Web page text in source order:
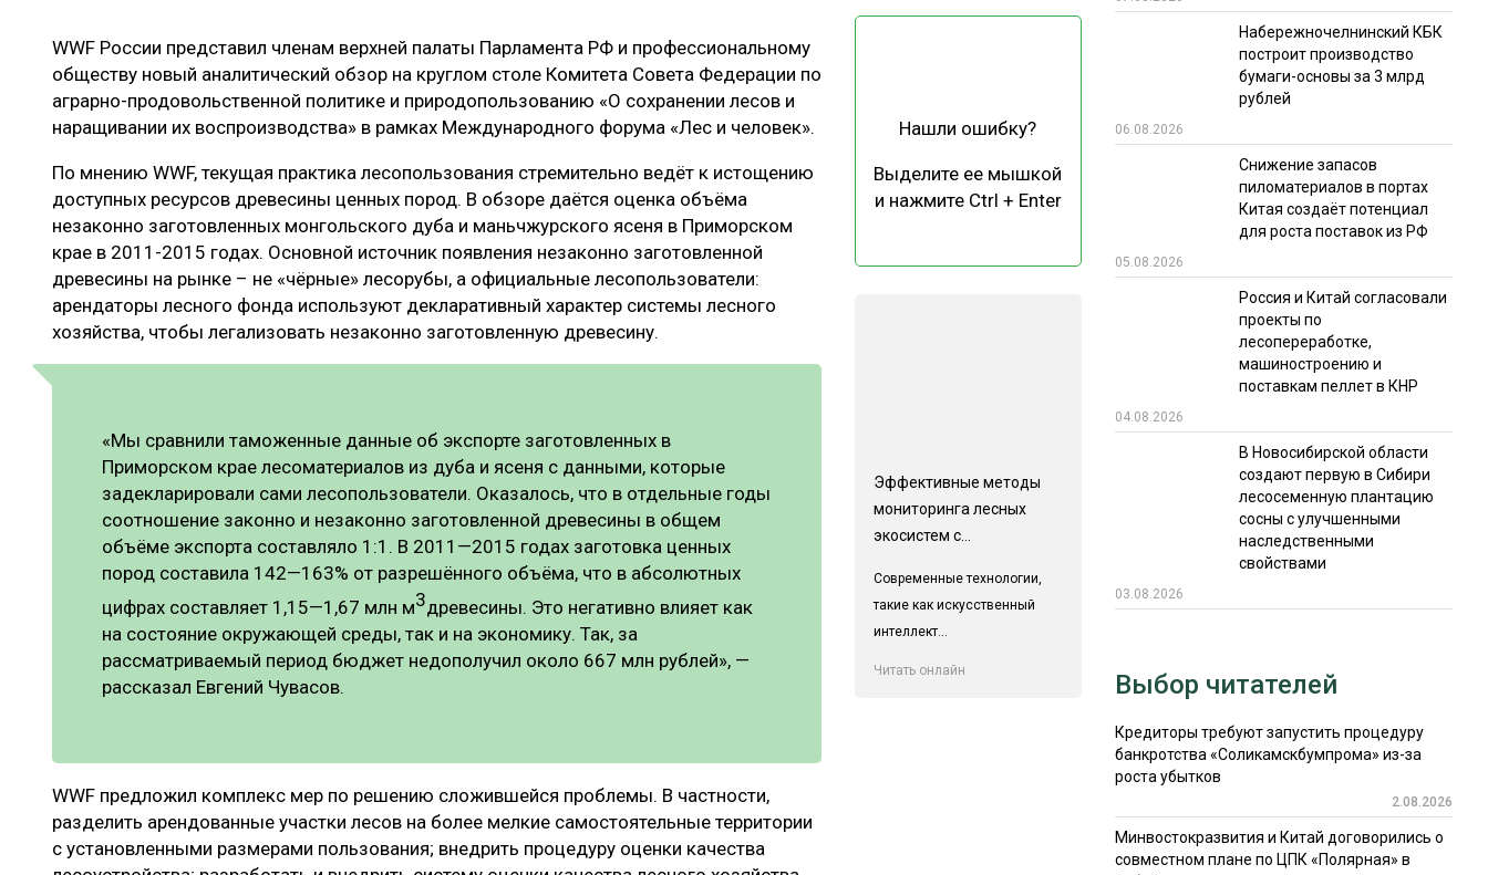
ЛОГИСТИКА
ПРОИЗВОДСТВО ДРЕВЕСНЫХ ПЛИТ
ЦБП
МЕБЕЛЬНОЕ ПРОИЗВОДСТВО ТЕХНОЛОГИИ
ЭКСПЕРТНОЕ МНЕНИЕ
КАЛЕНДАРЬ ВЫСТАВОК ИТОГИ МЕРОПРИЯТИЙ
WWF России представил членам верхней палаты Парламента РФ и профессиональному
обществу новый аналитический обзор на круглом столе Комитета Совета Федерации по
аграрно-продовольственной политике и природопользованию «О сохранении лесов и
наращивании их воспроизводства» в рамках Международного форума «Лес и человек».
По мнению WWF, текущая практика лесопользования стремительно ведёт к истощению
доступных ресурсов древесины ценных пород. В обзоре даётся оценка объёма
незаконно заготовленных монгольского дуба и маньчжурского ясеня в Приморском
крае в 2011-2015 годах. Основной источник появления незаконно заготовленной
древесины на рынке – не «чёрные» лесорубы, а официальные лесопользователи:
арендаторы лесного фонда используют декларативный характер системы лесного
хозяйства, чтобы легализовать незаконно заготовленную древесину.
«Мы сравнили таможенные данные об экспорте заготовленных в
Приморском крае лесоматериалов из дуба и ясеня с данными, которые
задекларировали сами лесопользователи. Оказалось, что в отдельные годы
соотношение законно и незаконно заготовленной древесины в общем
объёме экспорта составляло 1:1. В 2011—2015 годах заготовка ценных
пород составила 142—163% от разрешённого объёма, что в абсолютных
цифрах составляет 1,15—1,67 млн м3древесины. Это негативно влияет как
на состояние окружающей среды, так и на экономику. Так, за
рассматриваемый период бюджет недополучил около 667 млн рублей», —
рассказал Евгений Чувасов.
WWF предложил комплекс мер по решению сложившейся проблемы. В частности,
разделить арендованные участки лесов на более мелкие самостоятельные территории
с установленными размерами пользования; внедрить процедуру оценки качества
Нашли ошибку?
Выделите ее мышкой
и нажмите Ctrl + Enter
Эффективные методы
мониторинга лесных
экосистем с...
Современные технологии,
такие как искусственный
интеллект...
Читать онлайн
Набережночелнинский КБК
построит производство
бумаги-основы за 3 млрд
рублей
06.08.2026
Снижение запасов
пиломатериалов в портах
Китая создаёт потенциал
для роста поставок из РФ
05.08.2026
Россия и Китай согласовали
проекты по
лесопереработке,
машиностроению и
поставкам пеллет в КНР
04.08.2026
В Новосибирской области
создают первую в Сибири
лесосеменную плантацию
сосны с улучшенными
наследственными
свойствами
03.08.2026
Выбор читателей
Кредиторы требуют запустить процедуру
банкротства «Соликамскбумпрома» из-за
роста убытков
2.08.2026
Минвостокразвития и Китай договорились о
совместном плане по ЦПК «Полярная» в